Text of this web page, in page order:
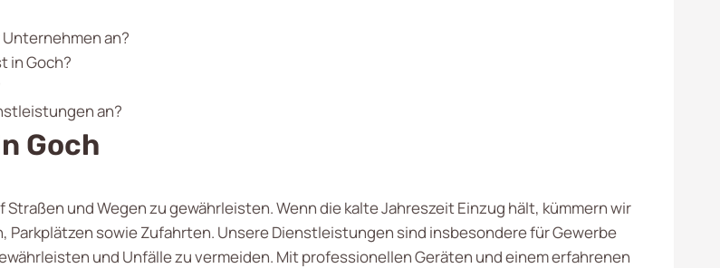
an?
in Goch?
an?
Goch
und Wegen zu gewährleisten. Wenn die kalte Jahreszeit Einzug hält, kümmern wir
Parkplätzen sowie Zufahrten. Unsere Dienstleistungen sind insbesondere für Gewerbe
und Unfälle zu vermeiden. Mit professionellen Geräten und einem erfahrenen